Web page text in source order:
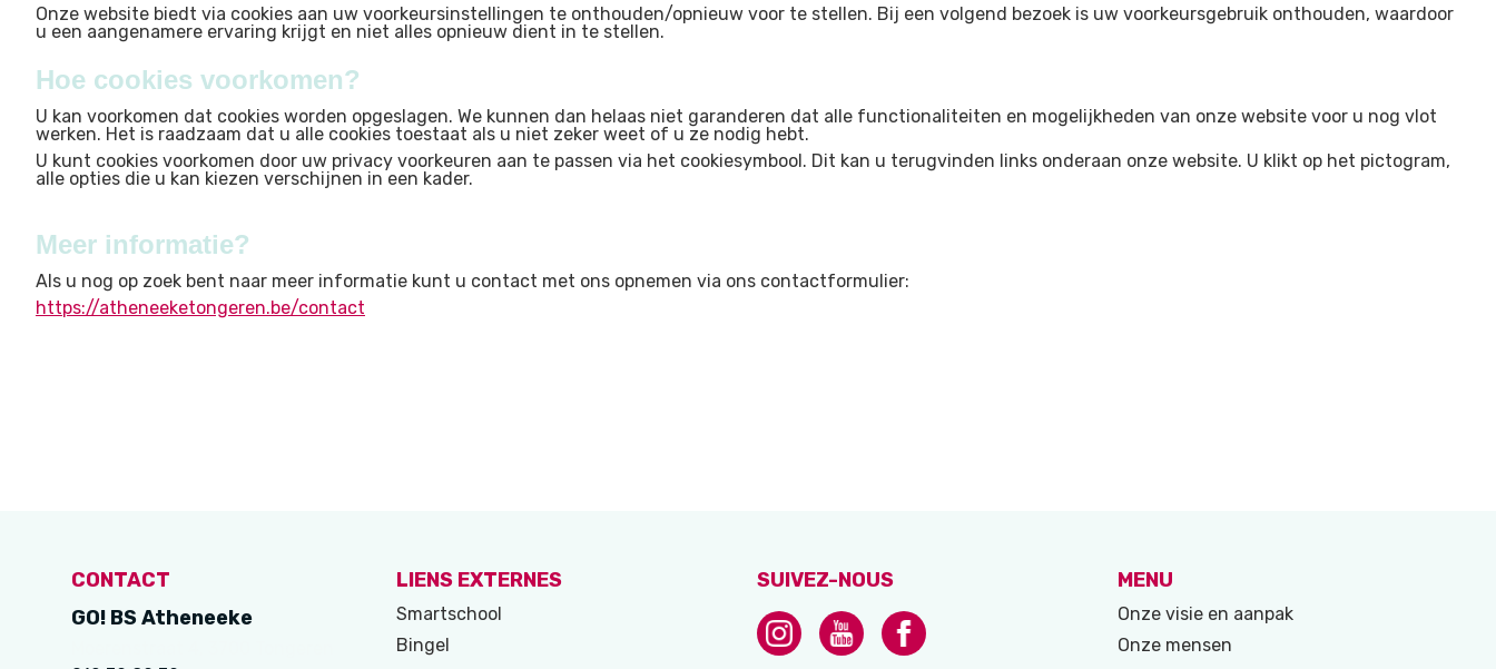
Onze website biedt via cookies aan uw voorkeursinstellingen te onthouden/opnieuw voor te stellen. Bij een volgend bezoek is uw voorkeursgebruik onthouden, waardoor
u een aangenamere ervaring krijgt en niet alles opnieuw dient in te stellen.
Hoe cookies voorkomen?
U kan voorkomen dat cookies worden opgeslagen. We kunnen dan helaas niet garanderen dat alle functionaliteiten en mogelijkheden van onze website voor u nog vlot
werken. Het is raadzaam dat u alle cookies toestaat als u niet zeker weet of u ze nodig hebt.
U kunt cookies voorkomen door uw privacy voorkeuren aan te passen via het cookiesymbool. Dit kan u terugvinden links onderaan onze website. U klikt op het pictogram,
alle opties die u kan kiezen verschijnen in een kader.
Meer informatie?
Als u nog op zoek bent naar meer informatie kunt u contact met ons opnemen via ons contactformulier:
https://atheneeketongeren.be/contact
CONTACT
GO! BS Atheneeke
LIENS EXTERNES
Smartschool
Bingel
SUIVEZ-NOUS MENU
Onze visie en aanpak
Onze mensen